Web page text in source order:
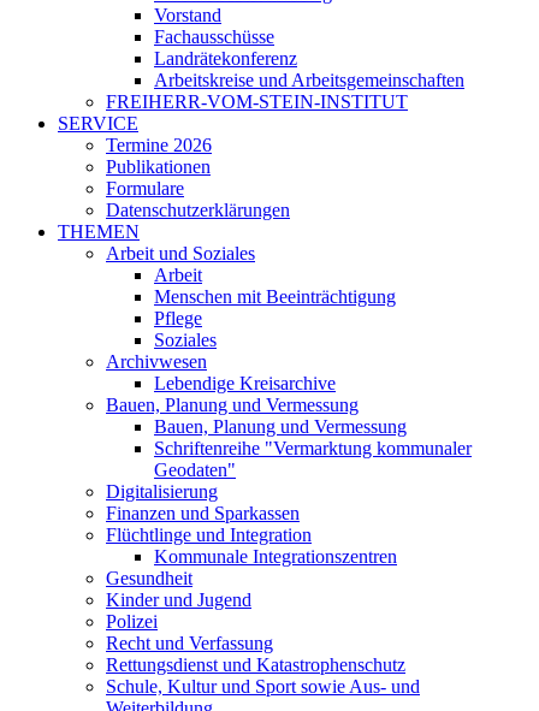
Vorstand
Fachausschüsse
Landrätekonferenz
Arbeitskreise und Arbeitsgemeinschaften
FREIHERR-VOM-STEIN-INSTITUT
SERVICE
Termine 2026
Publikationen
Formulare
Datenschutzerklärungen
THEMEN
Arbeit und Soziales
Arbeit
Menschen mit Beeinträchtigung
Pflege
Soziales
Archivwesen
Lebendige Kreisarchive
Bauen, Planung und Vermessung
Bauen, Planung und Vermessung
Schriftenreihe "Vermarktung kommunaler
Geodaten"
Digitalisierung
Finanzen und Sparkassen
Flüchtlinge und Integration
Kommunale Integrationszentren
Gesundheit
Kinder und Jugend
Polizei
Recht und Verfassung
Rettungsdienst und Katastrophenschutz
Schule, Kultur und Sport sowie Aus- und